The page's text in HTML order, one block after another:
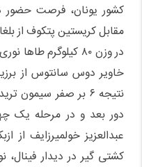
کشور یونان، فرصت حضور
مقابل کریستین پتکوف از
خاویر دوس سانتوس از
نتیجه ۶ بر صفر
عبدالعزیز خولمیرزایف
کشتی گیر در دیدار فینال،